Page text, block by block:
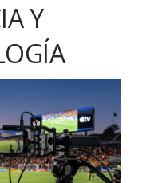
Y